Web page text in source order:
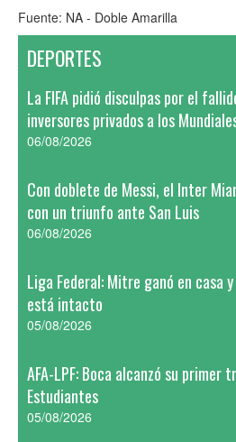
Fuente: NA - Doble Amarilla
DEPORTES
La FIFA pidió disculpas por el
inversores privados a los
06/08/2026
Con doblete de Messi, el Inter
con un triunfo ante San Luis
06/08/2026
Liga Federal: Mitre ganó en casa
está intacto
05/08/2026
AFA-LPF: Boca alcanzó su
Estudiantes
05/08/2026